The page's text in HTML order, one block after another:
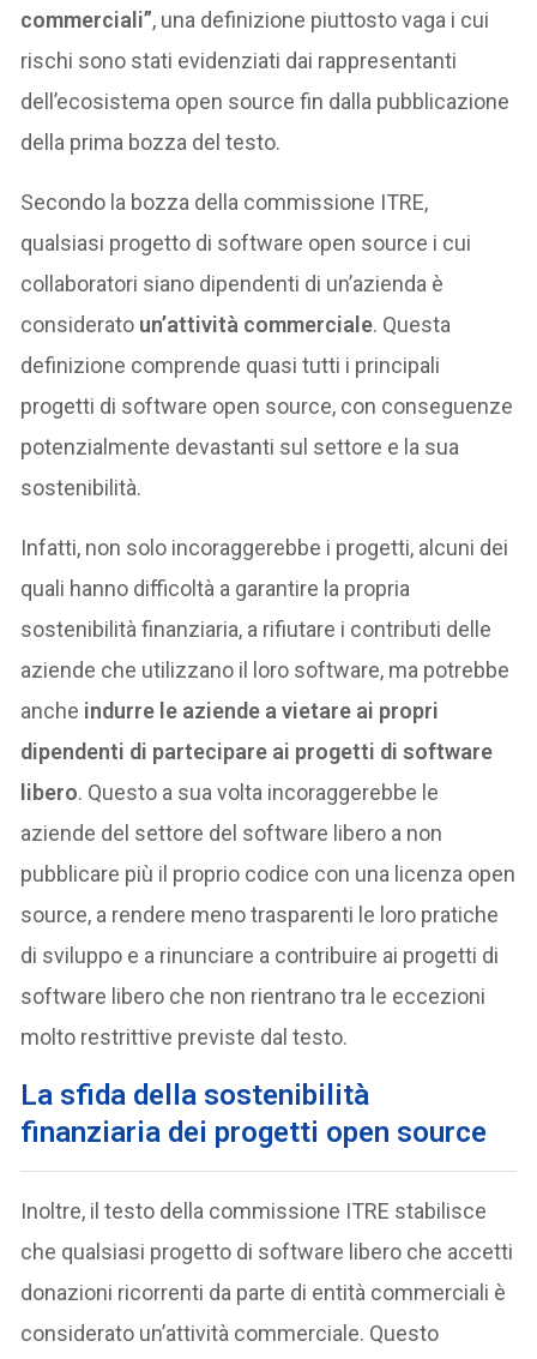
commerciali”, una definizione piuttosto vaga i cui
rischi sono stati evidenziati dai rappresentanti
dell’ecosistema open source fin dalla pubblicazione
della prima bozza del testo.
Secondo la bozza della commissione ITRE,
qualsiasi progetto di software open source i cui
collaboratori siano dipendenti di un’azienda è
considerato un’attività commerciale. Questa
definizione comprende quasi tutti i principali
progetti di software open source, con conseguenze
potenzialmente devastanti sul settore e la sua
sostenibilità.
Infatti, non solo incoraggerebbe i progetti, alcuni dei
quali hanno difficoltà a garantire la propria
sostenibilità finanziaria, a rifiutare i contributi delle
aziende che utilizzano il loro software, ma potrebbe
anche indurre le aziende a vietare ai propri
dipendenti di partecipare ai progetti di software
libero. Questo a sua volta incoraggerebbe le
aziende del settore del software libero a non
pubblicare più il proprio codice con una licenza open
source, a rendere meno trasparenti le loro pratiche
di sviluppo e a rinunciare a contribuire ai progetti di
software libero che non rientrano tra le eccezioni
molto restrittive previste dal testo.
La sfida della sostenibilità
finanziaria dei progetti open source
Inoltre, il testo della commissione ITRE stabilisce
che qualsiasi progetto di software libero che accetti
donazioni ricorrenti da parte di entità commerciali è
considerato un’attività commerciale. Questo